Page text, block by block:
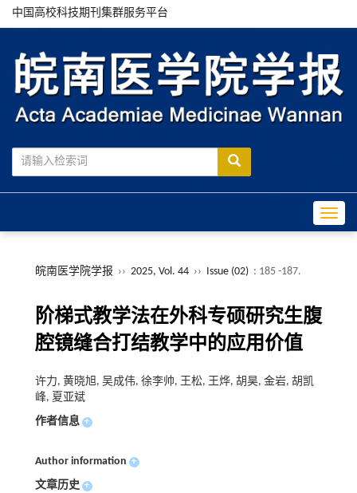
中国高校科技期刊集群服务平台
皖南医学院学报 ›› 2025, Vol. 44 ›› Issue (02) : 185 -187.
阶梯式教学法在外科专硕研究生腹
腔镜缝合打结教学中的应用价值
许力, 黄晓旭, 吴成伟, 徐李帅, 王松, 王烨, 胡昊, 金岩, 胡凯
峰, 夏亚斌
作者信息 +
Author information +
文章历史 +